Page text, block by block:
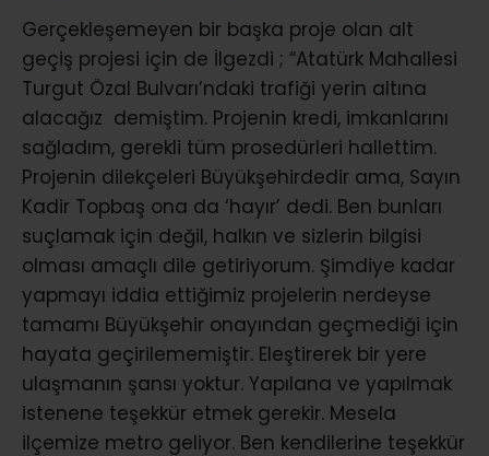
Gerçekleşemeyen bir başka proje olan alt
geçiş projesi için de İlgezdi ; “Atatürk Mahallesi
Turgut Özal Bulvarı’ndaki trafiği yerin altına
alacağız demiştim. Projenin kredi, imkanlarını
sağladım, gerekli tüm prosedürleri hallettim.
Projenin dilekçeleri Büyükşehirdedir ama, Sayın
Kadir Topbaş ona da ‘hayır’ dedi. Ben bunları
suçlamak için değil, halkın ve sizlerin bilgisi
olması amaçlı dile getiriyorum. Şimdiye kadar
yapmayı iddia ettiğimiz projelerin nerdeyse
tamamı Büyükşehir onayından geçmediği için
hayata geçirilememiştir. Eleştirerek bir yere
ulaşmanın şansı yoktur. Yapılana ve yapılmak
istenene teşekkür etmek gerekir. Mesela
ilçemize metro geliyor. Ben kendilerine teşekkür